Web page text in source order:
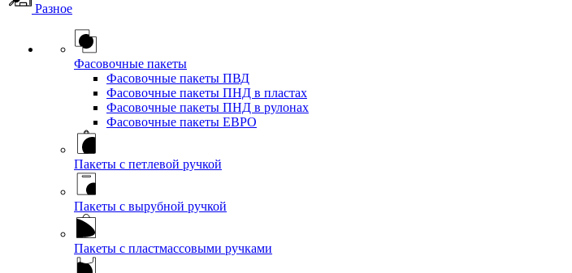
Разное
Фасовочные пакеты
Фасовочные пакеты ПВД
Фасовочные пакеты ПНД в пластах
Фасовочные пакеты ПНД в рулонах
Фасовочные пакеты ЕВРО
Пакеты с петлевой ручкой
Пакеты с вырубной ручкой
Пакеты с пластмассовыми ручками